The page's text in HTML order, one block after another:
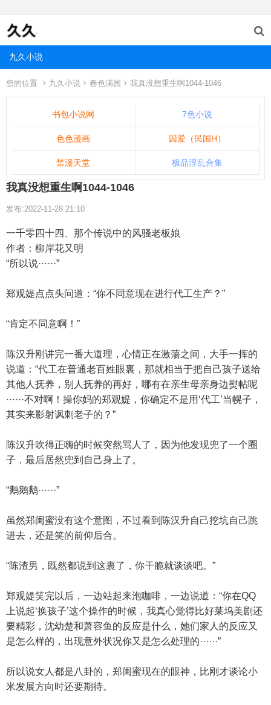
九久小说
您的位置 九久小说 春色满园 我真没想重生啊1044-1046
书包小说网 7色小说
色色漫画 囚爱（民国H）
禁漫天堂 极品淫乱合集
我真没想重生啊1044-1046
发布:2022-11-28 21:10
一千零四十四、那个传说中的风骚老板娘
作者：柳岸花又明
“所以说······”
郑观媞点点头问道：“你不同意现在进行代工生产？”
“肯定不同意啊！”
陈汉升刚讲完一番大道理，心情正在激蕩之间，大手一挥的
说道：“代工在普通老百姓眼裏，那就相当于把自己孩子送给
其他人抚养，别人抚养的再好，哪有在亲生母亲身边熨帖呢
······不对啊！操你妈的郑观媞，你确定不是用‘代工’当幌子，
其实来影射讽刺老子的？”
陈汉升吹得正嗨的时候突然骂人了，因为他发现兜了一个圈
子，最后居然兜到自己身上了。
“鹅鹅鹅······”
虽然郑闺蜜没有这个意图，不过看到陈汉升自己挖坑自己跳
进去，还是笑的前仰后合。
“陈渣男，既然都说到这裏了，你干脆就谈谈吧。”
郑观媞笑完以后，一边站起来泡咖啡，一边说道：“你在QQ
上说起‘换孩子’这个操作的时候，我真心觉得比好莱坞美剧还
要精彩，沈幼楚和萧容鱼的反应是什么，她们家人的反应又
是怎么样的，出现意外状况你又是怎么处理的······”
所以说女人都是八卦的，郑闺蜜现在的眼神，比刚才谈论小
米发展方向时还要期待。